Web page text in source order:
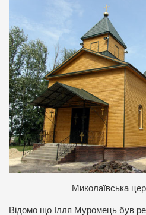
Миколаївська
Відомо що Ілля Муромець був